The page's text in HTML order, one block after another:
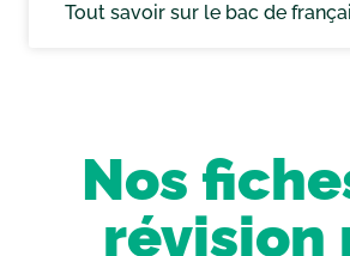
Tout savoir sur le bac de
Nos
révision